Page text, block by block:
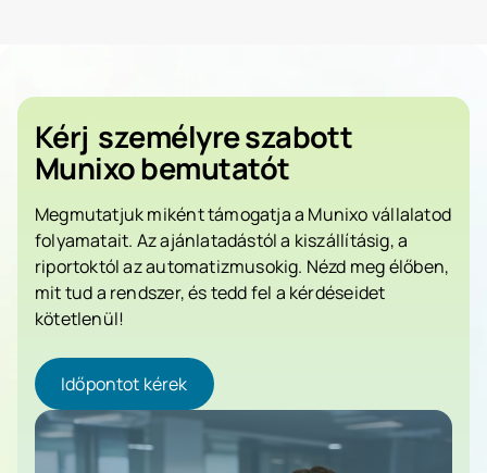
Kérj személyre szabott
Munixo bemutatót
Megmutatjuk miként támogatja a Munixo vállalatod
folyamatait. Az ajánlatadástól a kiszállításig, a
riportoktól az automatizmusokig. Nézd meg élőben,
mit tud a rendszer, és tedd fel a kérdéseidet
kötetlenül!
Időpontot kérek
Időpontot kérek